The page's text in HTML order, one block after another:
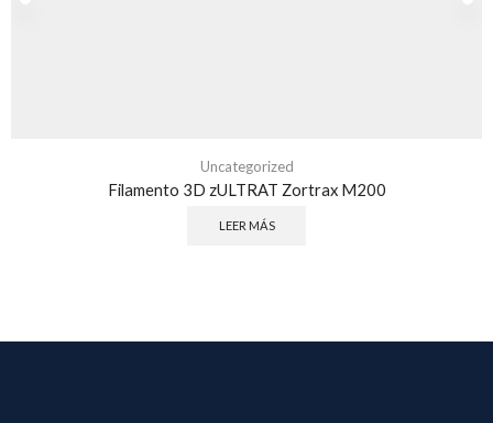
Uncategorized
Filamento 3D zULTRAT Zortrax M200
LEER MÁS